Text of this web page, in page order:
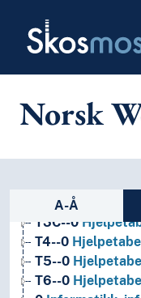
Skosmos
Norsk
Sidefelt:
A-Å
9Historie og
T1--0
T3B--0
T3C--0
T4--0
T5--0
T6--0